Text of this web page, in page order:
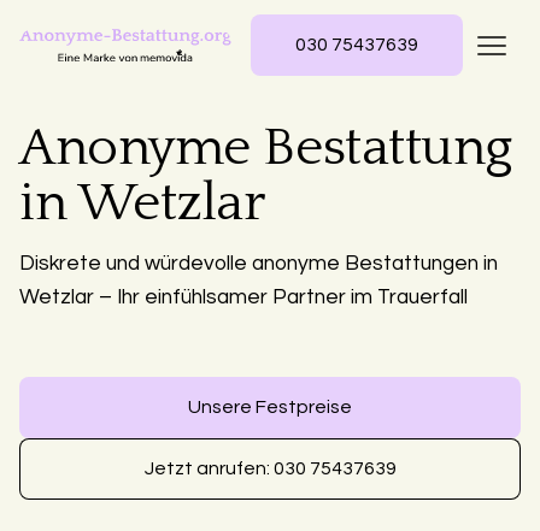
030 75437639
Anonyme Bestattung
in Wetzlar
Diskrete und würdevolle anonyme Bestattungen in
Wetzlar – Ihr einfühlsamer Partner im Trauerfall
Unsere Festpreise
Jetzt anrufen: 030 75437639